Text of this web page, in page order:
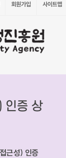
회원가입 사이트맵
인증 상
근성) 인증